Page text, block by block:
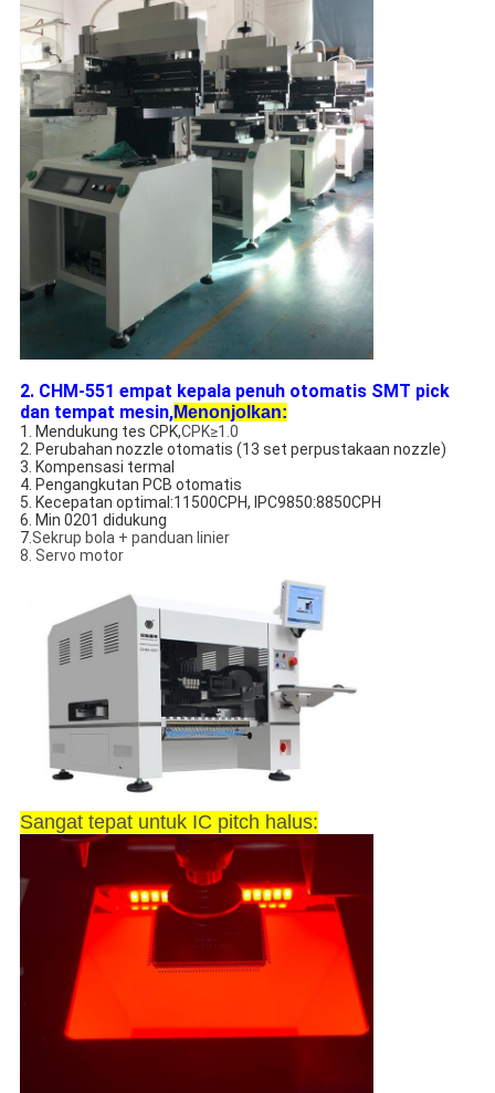
2. CHM-551 empat kepala penuh otomatis SMT pick
dan tempat mesin,Menonjolkan:
1. Mendukung tes CPK,CPK≥1.0
2. Perubahan nozzle otomatis (13 set perpustakaan nozzle)
3. Kompensasi termal
4. Pengangkutan PCB otomatis
5. Kecepatan optimal:11500CPH, IPC9850:8850CPH
6. Min 0201 didukung
7.Sekrup bola + panduan linier
8. Servo motor
Sangat tepat untuk IC pitch halus: